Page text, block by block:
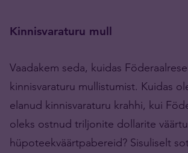
Kinnisvaraturu mull
Vaadakem seda, kuidas
kinnisvaraturu mullistumist. Kuidas
elanud kinnisvaraturu krahhi, kui
oleks ostnud triljonite dollarite
hüpoteekväärtpabereid? Sisuliselt